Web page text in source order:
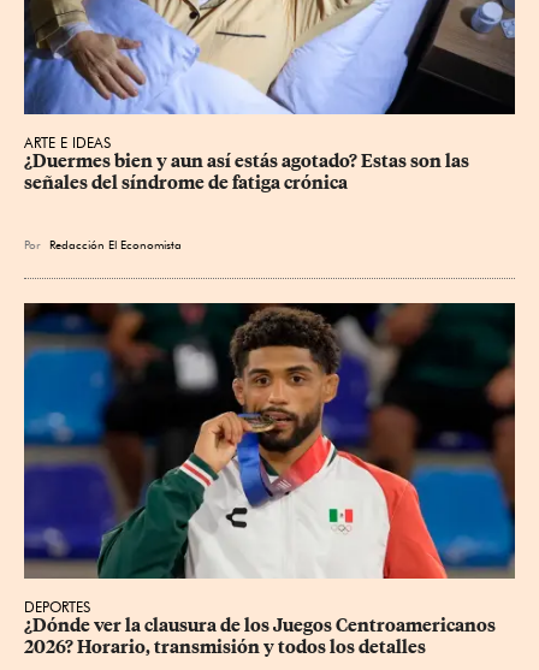
ARTE E IDEAS
¿Duermes bien y aun así estás agotado? Estas son las
señales del síndrome de fatiga crónica
Por Redacción El Economista
DEPORTES
¿Dónde ver la clausura de los Juegos Centroamericanos
2026? Horario, transmisión y todos los detalles